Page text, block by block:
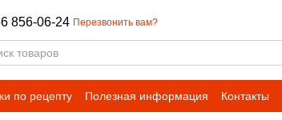
856-06-24 Перезвонить вам?
по рецепту Полезная информация Контакты